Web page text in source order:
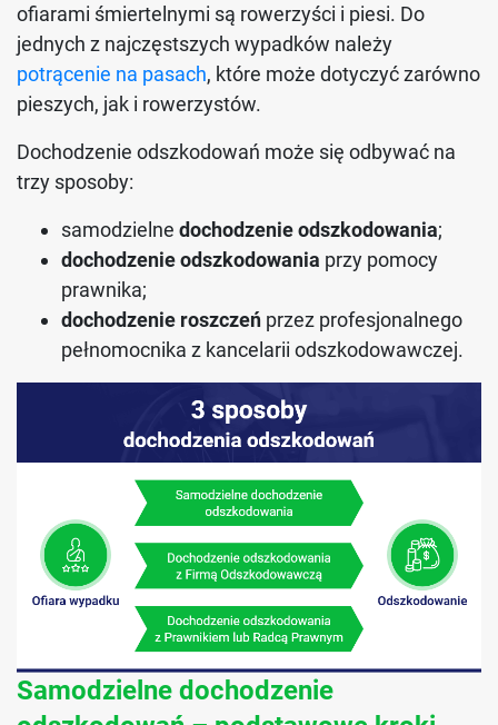
ofiarami śmiertelnymi są rowerzyści i piesi. Do
jednych z najczęstszych wypadków należy
potrącenie na pasach, które może dotyczyć zarówno
pieszych, jak i rowerzystów.
Dochodzenie odszkodowań może się odbywać na
trzy sposoby:
samodzielne dochodzenie odszkodowania;
dochodzenie odszkodowania przy pomocy
prawnika;
dochodzenie roszczeń przez profesjonalnego
pełnomocnika z kancelarii odszkodowawczej.
Samodzielne dochodzenie